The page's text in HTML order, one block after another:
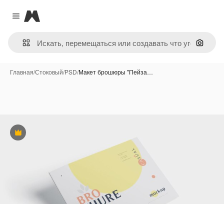
Close menu
Magnific
Поиск
Главная/Стоковый/PSD/Макет брошюры "Пейза…
Премиум